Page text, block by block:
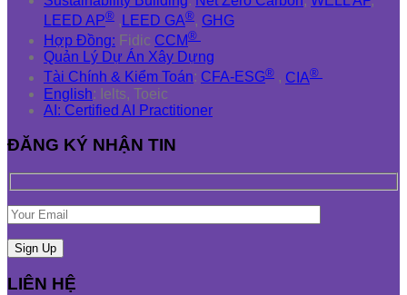
LEED AP® , LEED GA®, GHG
Hợp Đồng: Fidic CCM®
Quản Lý Dự Án Xây Dựng
Tài Chính & Kiểm Toán: CFA-ESG® , CIA®
English: Ielts, Toeic
AI: Certified AI Practitioner
ĐĂNG KÝ NHẬN TIN
LIÊN HỆ